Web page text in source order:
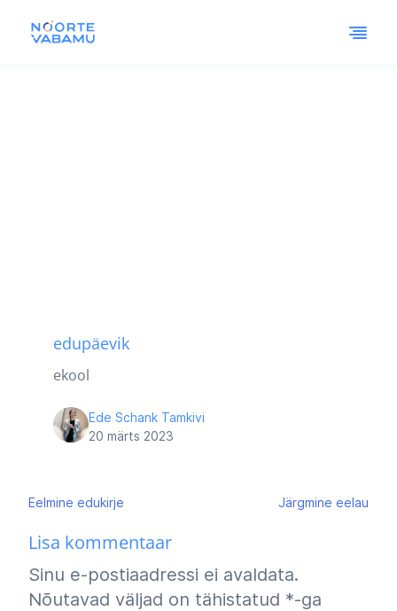
edupäevik
ekool
Ede Schank Tamkivi
20 märts 2023
Navigeerimine
Eelmine edukirje Järgmine eelau
Lisa kommentaar
Sinu e-postiaadressi ei avaldata.
Nõutavad väljad on tähistatud *-ga